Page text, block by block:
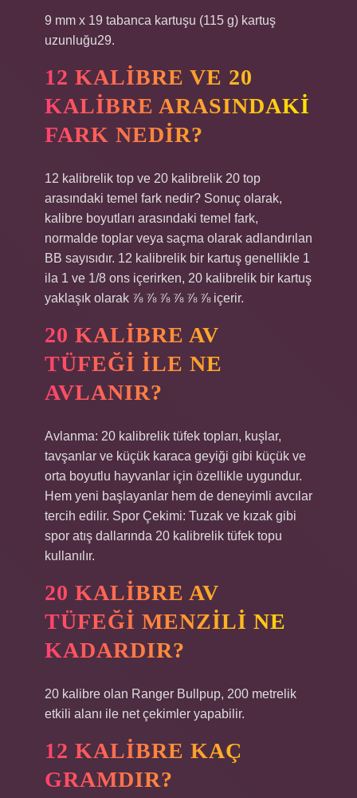
9 mm x 19 tabanca kartuşu (115 g) kartuş
uzunluğu29.
12 KALIBRE VE 20
KALIBRE ARASINDAKI
FARK NEDIR?
12 kalibrelik top ve 20 kalibrelik 20 top
arasındaki temel fark nedir? Sonuç olarak,
kalibre boyutları arasındaki temel fark,
normalde toplar veya saçma olarak adlandırılan
BB sayısıdır. 12 kalibrelik bir kartuş genellikle 1
ila 1 ve 1/8 ons içerirken, 20 kalibrelik bir kartuş
yaklaşık olarak ⅞ ⅞ ⅞ ⅞ ⅞ ⅞ içerir.
20 KALIBRE AV
TÜFEĞI ILE NE
AVLANIR?
Avlanma: 20 kalibrelik tüfek topları, kuşlar,
tavşanlar ve küçük karaca geyiği gibi küçük ve
orta boyutlu hayvanlar için özellikle uygundur.
Hem yeni başlayanlar hem de deneyimli avcılar
tercih edilir. Spor Çekimi: Tuzak ve kızak gibi
spor atış dallarında 20 kalibrelik tüfek topu
kullanılır.
20 KALIBRE AV
TÜFEĞI MENZILI NE
KADARDIR?
20 kalibre olan Ranger Bullpup, 200 metrelik
etkili alanı ile net çekimler yapabilir.
12 KALIBRE KAÇ
GRAMDIR?